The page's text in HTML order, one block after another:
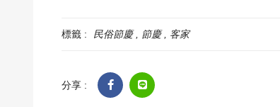
標籤 : 民俗節慶 節慶 客家
分享 :